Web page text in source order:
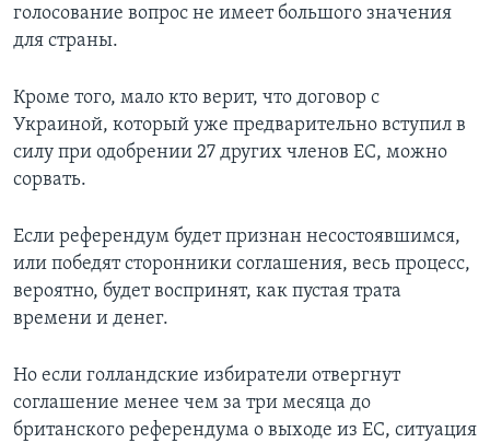
голосование вопрос не имеет большого значения
для страны.
Кроме того, мало кто верит, что договор с
Украиной, который уже предварительно вступил в
силу при одобрении 27 других членов ЕС, можно
сорвать.
Если референдум будет признан несостоявшимся,
или победят сторонники соглашения, весь процесс,
вероятно, будет воспринят, как пустая трата
времени и денег.
Но если голландские избиратели отвергнут
соглашение менее чем за три месяца до
британского референдума о выходе из ЕС, ситуация